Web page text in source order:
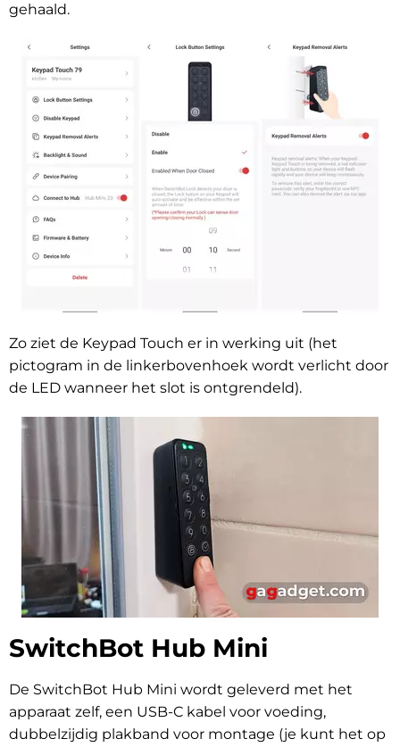
gehaald.
Zo ziet de Keypad Touch er in werking uit (het
pictogram in de linkerbovenhoek wordt verlicht door
de LED wanneer het slot is ontgrendeld).
SwitchBot Hub Mini
De SwitchBot Hub Mini wordt geleverd met het
apparaat zelf, een USB-C kabel voor voeding,
dubbelzijdig plakband voor montage (je kunt het op